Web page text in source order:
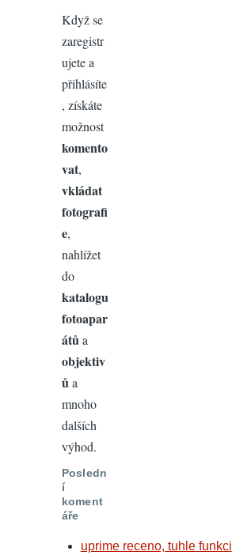
Když se
zaregistr
ujete a
přihlásíte
, získáte
možnost
komento
vat,
vkládat
fotografi
e,
nahlížet
do
katalogu
fotoapar
átů a
objektiv
ů a
mnoho
dalších
výhod.
Posledn
í
koment
áře
uprime receno, tuhle funkci